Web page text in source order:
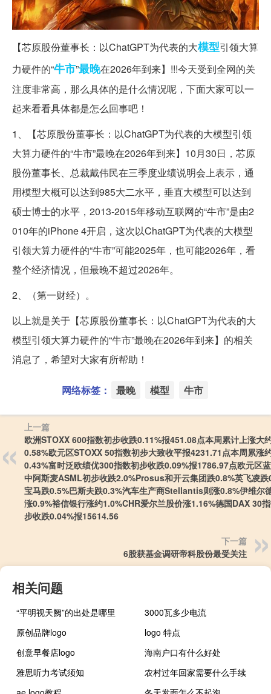
【芯原股份董事长：以ChatGPT为代表的大模型引领大算
力硬件的“牛市”最晚在2026年到来】!!!今天受到全网的关
注度非常高，那么具体的是什么情况呢，下面大家可以一
起来看看具体都是怎么回事吧！
1、【芯原股份董事长：以ChatGPT为代表的大模型引领
大算力硬件的“牛市”最晚在2026年到来】10月30日，芯原
股份董事长、总裁戴伟民在三季度业绩说明会上表示，通
用模型大概可以达到985大二水平，垂直大模型可以达到
硕士博士的水平，2013-2015年移动互联网的“牛市”是由2
010年的iPhone 4开启，这次以ChatGPT为代表的大模型
引领大算力硬件的“牛市”可能2025年，也可能2026年，看
整个经济情况，但最晚不超过2026年。
2、（第一财经）。
以上就是关于【芯原股份董事长：以ChatGPT为代表的大
模型引领大算力硬件的“牛市”最晚在2026年到来】的相关
消息了，希望对大家有所帮助！
网络标签： 最晚 模型 牛市
上一篇
欧洲STOXX 600指数初步收跌0.11%报451.08点本周累计上涨大
0.58%欧元区STOXX 50指数初步大致收平报4231.71点本周累涨
0.43%富时泛欧绩优300指数初步收跌0.09%报1786.97点欧元区
中阿斯麦ASML初步收跌2.0%Prosus和开云集团跌0.8%英飞凌跌
宝马跌0.5%巴斯夫跌0.3%汽车生产商Stellantis则涨0.8%伊维尔
涨0.9%裕信银行涨约1.0%CHR爱尔兰股价涨1.16%德国DAX 30
步收跌0.04%报15614.56
下一篇
6股获基金调研帝科股份最受关注
相关问题
“平明视天阙”的出处是哪里
3000瓦多少电流
原创品牌logo
logo 特点
创意早餐店logo
海南户口有什么好处
雅思听力考试须知
农村过年回家需要什么手续